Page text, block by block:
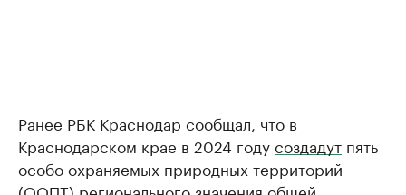
Ранее РБК Краснодар сообщал, что в
Краснодарском крае в 2024 годусоздадут пять
особо охраняемых природных территорий